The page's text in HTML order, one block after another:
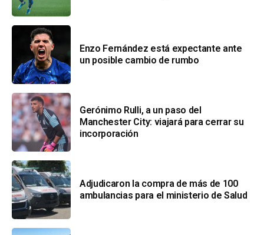
Enzo Fernández está expectante ante
un posible cambio de rumbo
Gerónimo Rulli, a un paso del
Manchester City: viajará para cerrar su
incorporación
Adjudicaron la compra de más de 100
ambulancias para el ministerio de Salud